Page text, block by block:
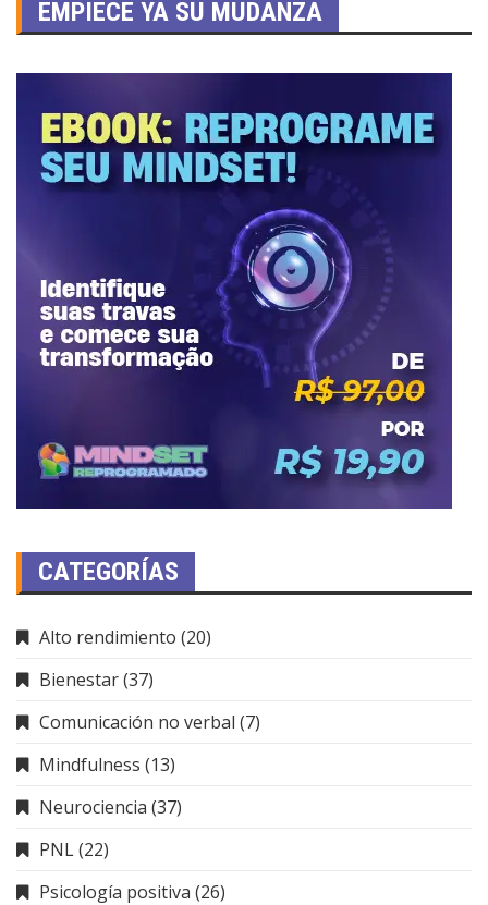
EMPIECE YA SU MUDANZA
CATEGORÍAS
Alto rendimiento (20)
Bienestar(37)
Comunicación no verbal (7)
Mindfulness (13)
Neurociencia (37)
PNL(22)
Psicología positiva (26)